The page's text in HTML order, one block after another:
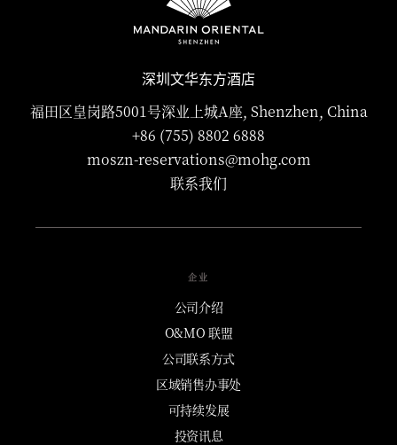
深圳文华东方酒店
福田区皇岗路5001号深业上城A座, Shenzhen, China
+86 (755) 8802 6888
moszn-reservations@mohg.com
联系我们
企业
公司介绍
O&MO 联盟
公司联系方式
区域销售办事处
可持续发展
投资讯息